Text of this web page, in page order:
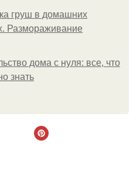
груш в домашних
Размораживание
дома с нуля: все, что
знать